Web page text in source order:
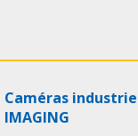
Caméras
IMAGING